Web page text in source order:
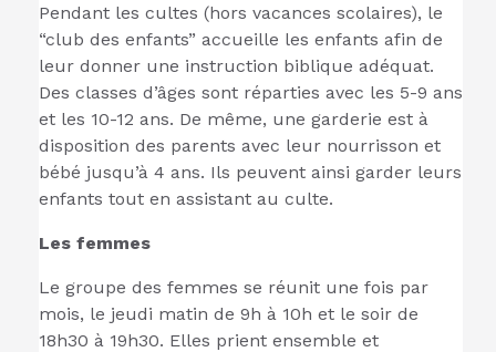
Pendant les cultes (hors vacances scolaires), le
“club des enfants” accueille les enfants afin de
leur donner une instruction biblique adéquat.
Des classes d’âges sont réparties avec les 5-9 ans
et les 10-12 ans. De même, une garderie est à
disposition des parents avec leur nourrisson et
bébé jusqu’à 4 ans. Ils peuvent ainsi garder leurs
enfants tout en assistant au culte.
Les femmes
Le groupe des femmes se réunit une fois par
mois, le jeudi matin de 9h à 10h et le soir de
18h30 à 19h30. Elles prient ensemble et